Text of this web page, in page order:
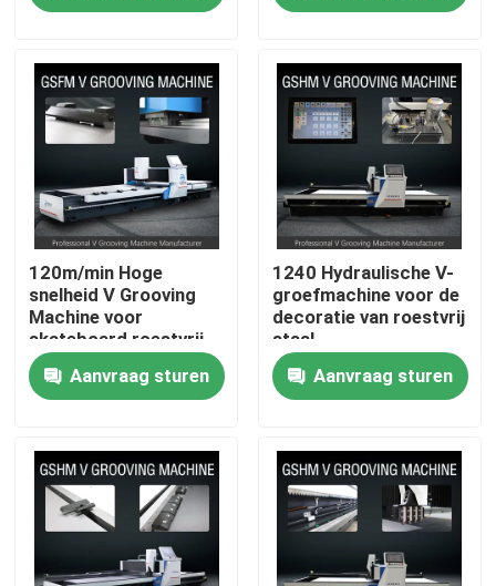
Over ons
Contacten
Video's
Hoge snelheid V het Groeven Machine
CNC V het Groeven Machine
Bladmetaal die Machine groeven
V Groover-Machine
120m/min Hoge
snelheid V Grooving
Machine voor
skateboard roestvrij
staal decoratie
Aanvraag sturen
1240 Hydraulische V-
groefmachine voor de
decoratie van roestvrij
staal
Aanvraag sturen